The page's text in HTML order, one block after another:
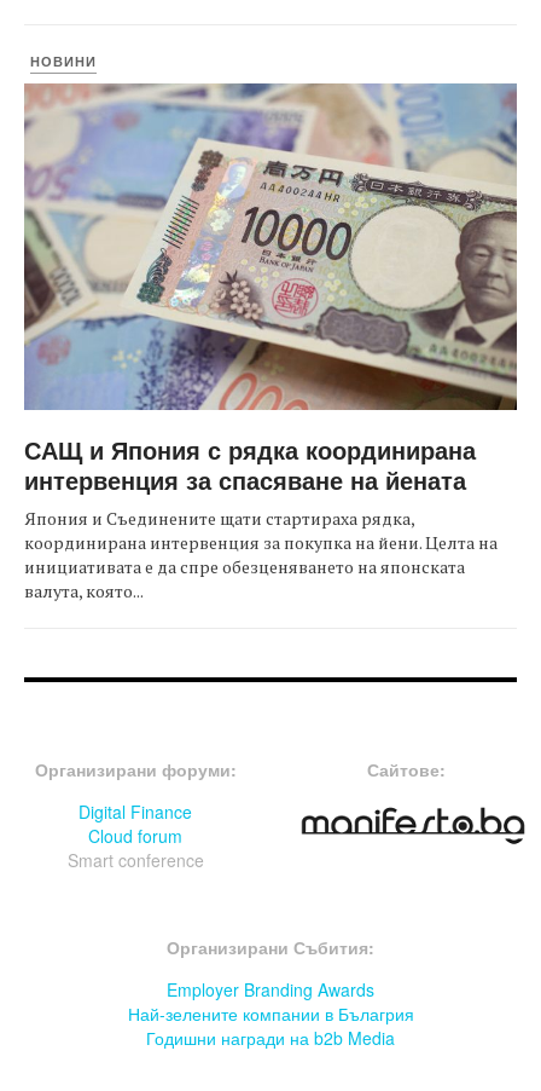
НОВИНИ
САЩ и Япония с рядка координирана
интервенция за спасяване на йената
Япония и Съединените щати стартираха рядка,
координирана интервенция за покупка на йени. Целта на
инициативата е да спре обезценяването на японската
валута, която...
Организирани форуми:
Digital Finance
Cloud forum
Smart conference
Сайтове:
Организирани Събития:
Employer Branding Awards
Най-зелените компании в Бълагрия
Годишни награди на b2b Media